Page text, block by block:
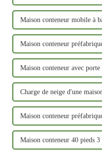
Maison conteneur mobile à
Maison conteneur
Maison conteneur avec porte
Charge de neige d'une
Maison conteneur
Maison conteneur 40 pieds 3